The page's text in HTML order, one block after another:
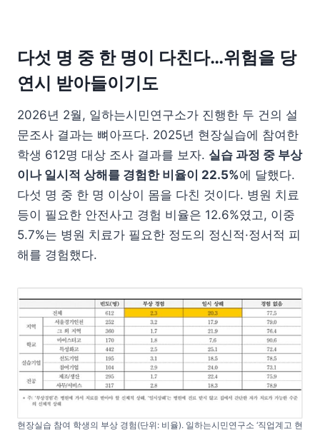
다섯 명 중 한 명이 다친다…위험을 당
연시 받아들이기도
2026년 2월, 일하는시민연구소가 진행한 두 건의 설
문조사 결과는 뼈아프다. 2025년 현장실습에 참여한
학생 612명 대상 조사 결과를 보자. 실습 과정 중 부상
이나 일시적 상해를 경험한 비율이 22.5%에 달했다.
다섯 명 중 한 명 이상이 몸을 다친 것이다. 병원 치료
등이 필요한 안전사고 경험 비율은 12.6%였고, 이중
5.7%는 병원 치료가 필요한 정도의 정신적·정서적 피
해를 경험했다.
현장실습 참여 학생의 부상 경험(단위: 비율). 일하는시민연구소 ‘직업계고 현